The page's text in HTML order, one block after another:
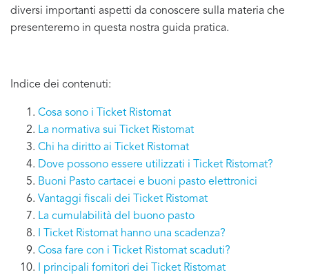
diversi importanti aspetti da conoscere sulla materia che
presenteremo in questa nostra guida pratica.
Indice dei contenuti:
Cosa sono i Ticket Ristomat
La normativa sui Ticket Ristomat
Chi ha diritto ai Ticket Ristomat
Dove possono essere utilizzati i Ticket Ristomat?
Buoni Pasto cartacei e buoni pasto elettronici
Vantaggi fiscali dei Ticket Ristomat
La cumulabilità del buono pasto
I Ticket Ristomat hanno una scadenza?
Cosa fare con i Ticket Ristomat scaduti?
I principali fornitori dei Ticket Ristomat